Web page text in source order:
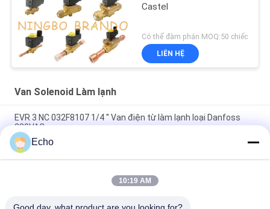
Castel
Có thể đàm phán MOQ:50 chiếc
LIÊN HỆ
Van Solenoid Làm lạnh
EVR 3 NC 032F8107 1/4 '' Van điện từ làm lạnh loại Danfoss
220VAC
EVR 3 NC 032F1204 3/8 '' Van điện từ làm lạnh loại Danfoss
220V
EVR 6 NC 032F8072 3/8 '' Van điện từ loại Danfoss Điện lạnh
Echo
10:19 AM